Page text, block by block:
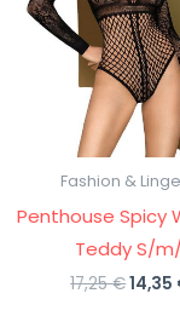
Fashion &
Penthouse Spicy
Teddy S/
17,25€El
14,35